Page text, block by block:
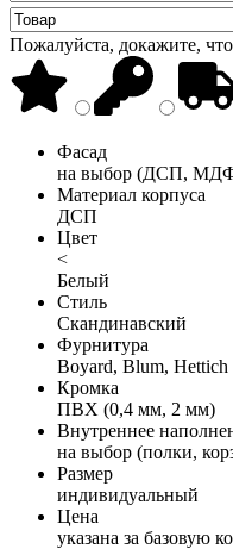
Пожалуйста, докажите,
Фасад
на выбор (ДСП,
Материал корпуса
ДСП
Цвет
<
Белый
Стиль
Скандинавский
Фурнитура
Boyard, Blum, Hettich
Кромка
ПВХ (0,4 мм, 2 мм)
Внутреннее
на выбор (полки,
Размер
индивидуальный
Цена
указана за базовую